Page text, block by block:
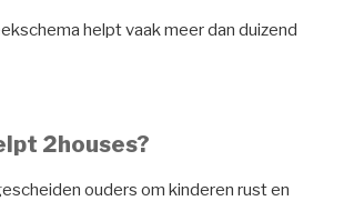
helpt vaak meer dan duizend
2houses?
ouders om kinderen rust en